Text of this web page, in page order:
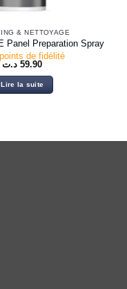
& NETTOYAGE
Panel Preparation Spray
de fidélité
59.90 د.ت
Lire la suite